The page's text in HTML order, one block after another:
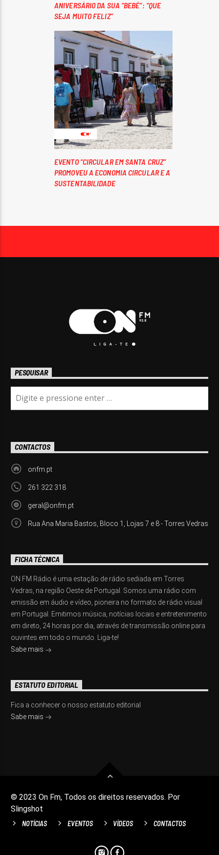
ANIVERSÁRIO DA SUA “BEBÉ”: “QUE
SEJA MUITO FELIZ”
EVENTO “CIRCULAR EM SANTA CRUZ”
PROMOVEU A ECONOMIA CIRCULAR E A
SUSTENTABILIDADE
PESQUISAR
CONTACTOS
onfm.pt
261 322 318
geral@onfm.pt
Rua Ana Maria Bastos, Bloco 1, Lojas 7 e 8 - Torres Vedras
FICHA TÉCNICA
ON FM Rádio é uma estação de rádio sediada em Torres
Vedras, na região Oeste de Portugal. Somos uma rádio com
emissão em áudio e vídeo, pioneira no formato de rádio visual
em Portugal. Emitimos música, notícias locais e entretenimento
em direto, 24 horas por dia, através de transmissão online para
ouvintes em todo o mundo. Liga-te!
Sabe mais
ESTATUTO EDITORIAL
Fica a conhecer o nosso estatuto editorial
Sabe mais
© 2023 On Fm, Todos os direitos reservados. Por
Slingshot
NOTÍCIAS EVENTOS VÍDEOS CONTACTOS